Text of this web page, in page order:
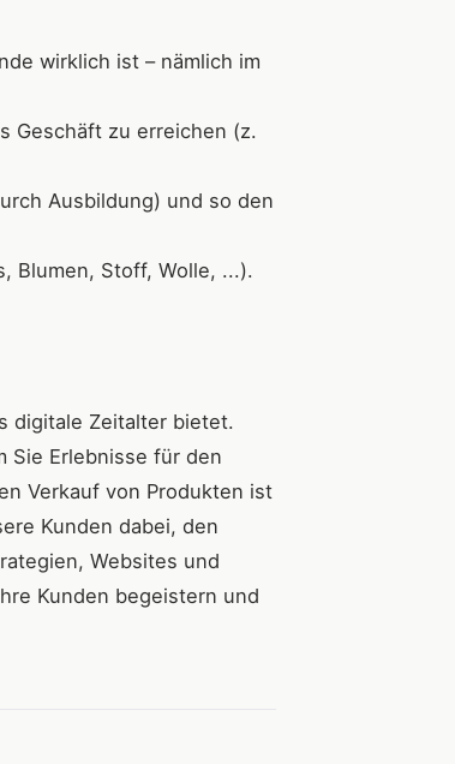
wirklich ist – nämlich im
Geschäft zu erreichen (z.
Ausbildung) und so den
Blumen, Stoff, Wolle, ...).
digitale Zeitalter bietet.
Sie Erlebnisse für den
Verkauf von Produkten ist
Kunden dabei, den
Websites und
Kunden begeistern und